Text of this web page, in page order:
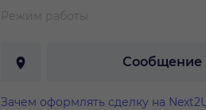
Режим работы
Сообщение
Зачем оформлять сделку на